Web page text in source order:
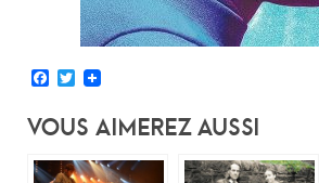
Facebook
Twitter
Vous Aimerez Aussi